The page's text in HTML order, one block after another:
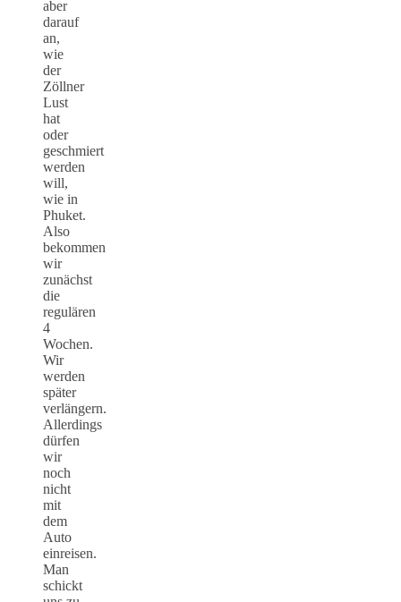
aber
darauf
an,
wie
der
Zöllner
Lust
hat
oder
geschmiert
werden
will,
wie in
Phuket.
Also
bekommen
wir
zunächst
die
regulären
4
Wochen.
Wir
werden
später
verlängern.
Allerdings
dürfen
wir
noch
nicht
mit
dem
Auto
einreisen.
Man
schickt